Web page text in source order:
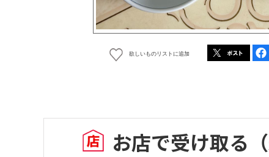
欲しいものリストに追加
お店で受け取る